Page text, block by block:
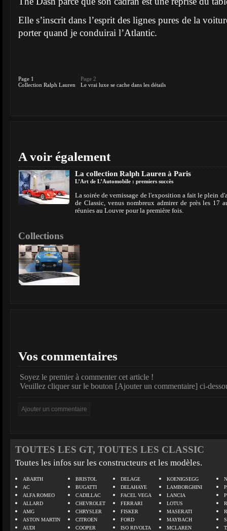
Elle s’inscrit dans l’esprit des lignes pures de la
porter quand je conduirai l’Atlantic.
Page 1
Collection Ralph Lauren
Page 2
Le vrai luxe se cache dans les détails
A voir également
La collection Ralph Lauren à Paris
L’Art de L’Automobile : premiers succès
La soirée de vernissage de l'exposition a fait le plein
de Classic, venus nombreux admirer de près les 17
réunies au Louvre pour la première fois.
Collections
Vos commentaires
Soyez le premier à commenter cet article !
Veuillez cliquer sur le bouton [Ajouter un commentaire] ci-
TOUTES LES GT, TOUTES LES CLASSIC
Toutes les infos sur les constructeurs et les modèles.
ABARTH
AC
ALFA ROMEO
ALLARD
AMG
ASTON MARTIN
AUDI
BRISTOL
BUGATTI
CADILLAC
CHEVROLET
CHRYSLER
CITROEN
COOPER
DELAGE
DELAHAYE
FACEL VEGA
FERRARI
FISKER
FORD
ISO RIVOLTA
KOENIGSEGG
LAMBORGHINI
LANCIA
LOTUS
MASERATI
MAYBACH
MCLAREN